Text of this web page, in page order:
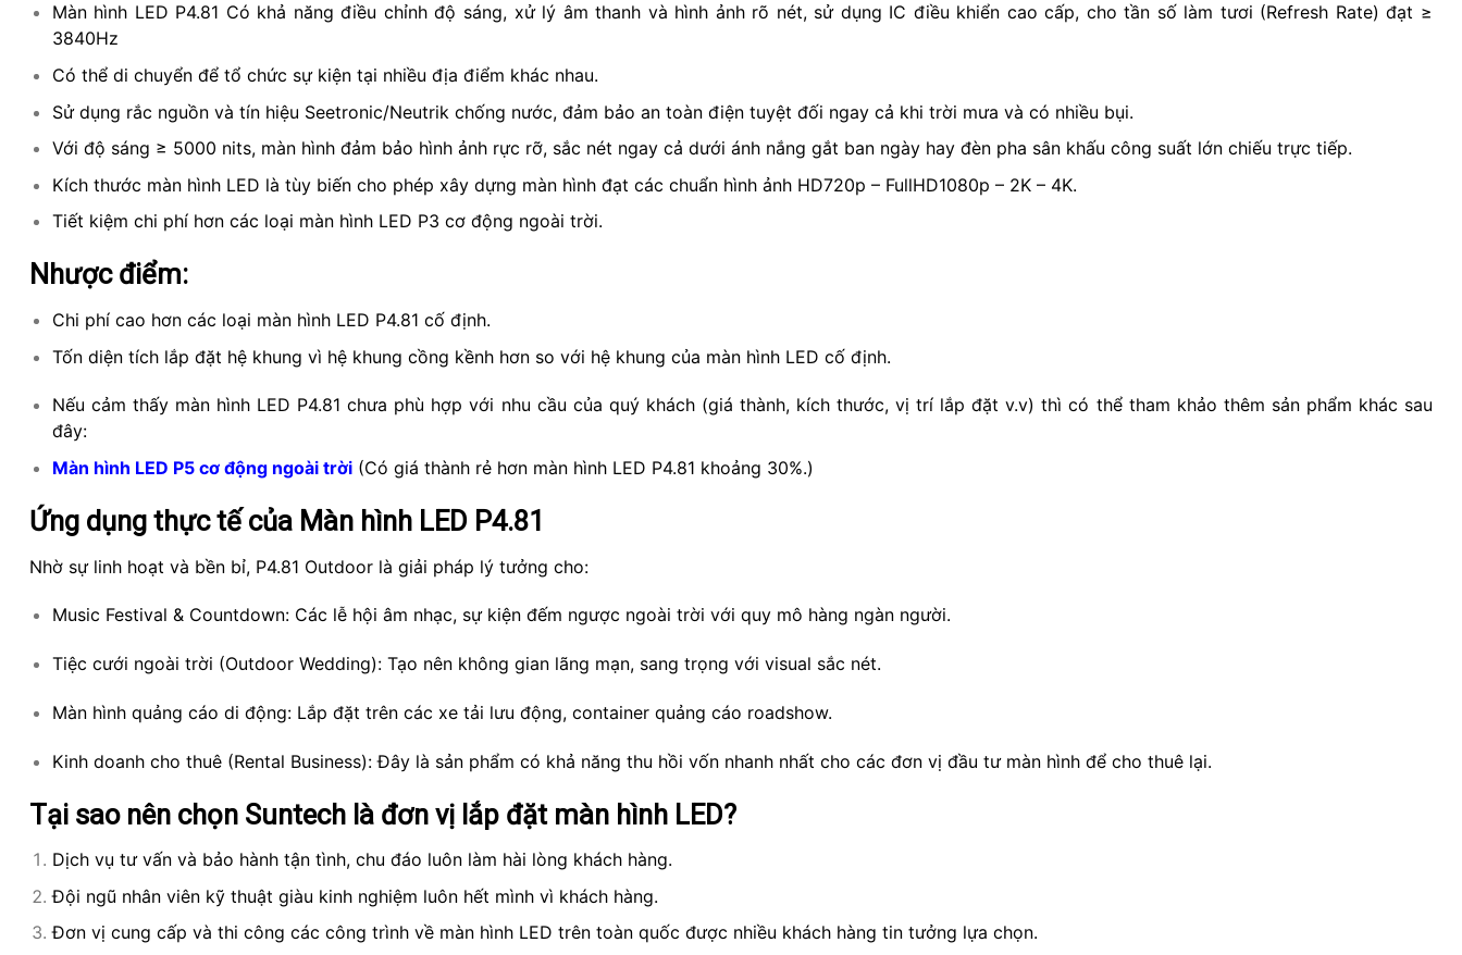
Màn hình LED P4.81 Có khả năng điều chỉnh độ sáng, xử lý âm thanh và hình ảnh rõ nét, sử dụng IC điều khiển cao cấp, cho tần số làm tươi (Refresh Rate) đạt ≥
3840Hz
Có thể di chuyển để tổ chức sự kiện tại nhiều địa điểm khác nhau.
Sử dụng rắc nguồn và tín hiệu Seetronic/Neutrik chống nước, đảm bảo an toàn điện tuyệt đối ngay cả khi trời mưa và có nhiều bụi.
Với độ sáng ≥ 5000 nits, màn hình đảm bảo hình ảnh rực rỡ, sắc nét ngay cả dưới ánh nắng gắt ban ngày hay đèn pha sân khấu công suất lớn chiếu trực tiếp.
Kích thước màn hình LED là tùy biến cho phép xây dựng màn hình đạt các chuẩn hình ảnh HD720p – FullHD1080p – 2K – 4K.
Tiết kiệm chi phí hơn các loại màn hình LED P3 cơ động ngoài trời.
Nhược điểm:
Chi phí cao hơn các loại màn hình LED P4.81 cố định.
Tốn diện tích lắp đặt hệ khung vì hệ khung cồng kềnh hơn so với hệ khung của màn hình LED cố định.
Nếu cảm thấy màn hình LED P4.81 chưa phù hợp với nhu cầu của quý khách (giá thành, kích thước, vị trí lắp đặt v.v) thì có thể tham khảo thêm sản phẩm khác sau
đây:
Màn hình LED P5 cơ động ngoài trời(Có giá thành rẻ hơn màn hình LED P4.81 khoảng 30%.)
Ứng dụng thực tế của Màn hình LED P4.81
Nhờ sự linh hoạt và bền bỉ, P4.81 Outdoor là giải pháp lý tưởng cho:
Music Festival & Countdown: Các lễ hội âm nhạc, sự kiện đếm ngược ngoài trời với quy mô hàng ngàn người.
Tiệc cưới ngoài trời (Outdoor Wedding): Tạo nên không gian lãng mạn, sang trọng với visual sắc nét.
Màn hình quảng cáo di động: Lắp đặt trên các xe tải lưu động, container quảng cáo roadshow.
Kinh doanh cho thuê (Rental Business): Đây là sản phẩm có khả năng thu hồi vốn nhanh nhất cho các đơn vị đầu tư màn hình để cho thuê lại.
Tại sao nên chọn Suntech là đơn vị lắp đặt màn hình LED?
Dịch vụ tư vấn và bảo hành tận tình, chu đáo luôn làm hài lòng khách hàng.
Đội ngũ nhân viên kỹ thuật giàu kinh nghiệm luôn hết mình vì khách hàng.
Đơn vị cung cấp và thi công các công trình về màn hình LED trên toàn quốc được nhiều khách hàng tin tưởng lựa chọn.